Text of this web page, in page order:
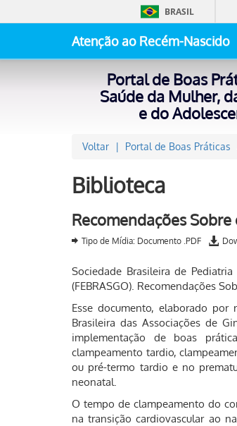
BRASIL
Atenção ao Recém-Nascido
Portal de Boas
Saúde da Mulher,
e do
Voltar Portal de Boas Práticas
Biblioteca
Recomendações
Tipo de Mídia: Documento .PDF
Sociedade Brasileira de
(FEBRASGO). Recomendações
Esse documento, elaborado por
Brasileira das Associações de
implementação de boas
clampeamento tardio,
ou pré-termo tardio e no
neonatal.
O tempo de clampeamento do
na transição cardiovascular ao